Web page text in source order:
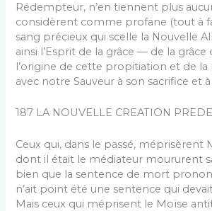
Rédempteur, n’en tiennent plus
considèrent comme pro­fane (tout à
sang précieux qui scelle la Nouvelle
ainsi l’Esprit de la grâce — de la grâce
l’origine de cette propi­tiation et de
avec notre Sauveur à son sacrifice et
187 LA NOUVELLE CREATION
Ceux qui, dans le passé, méprisèrent
dont il était le médiateur moururent
bien que la sentence de mort
n’ait point été une sentence qui
Mais ceux qui méprisent le Moïse